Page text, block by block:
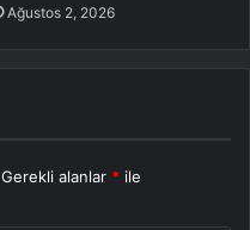
Ağustos 2, 2026
Gerekli alanlar * ile